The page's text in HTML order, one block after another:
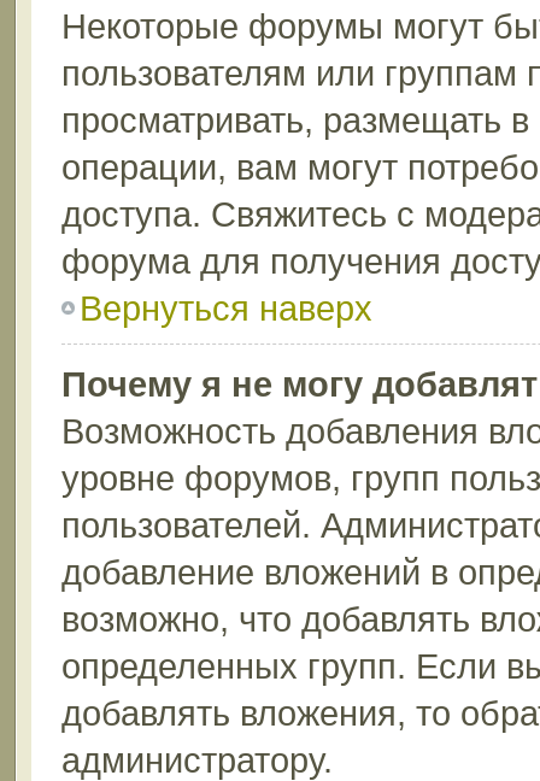
Некоторые форумы могут
пользователям или группам
просматривать, размещать
операции, вам могут
доступа. Свяжитесь с
форума для получения
Вернуться наверх
Почему я не могу
Возможность добавления
уровне форумов, групп
пользователей.
добавление вложений в
возможно, что добавлять
определенных групп. Если
добавлять вложения, то
администратору.